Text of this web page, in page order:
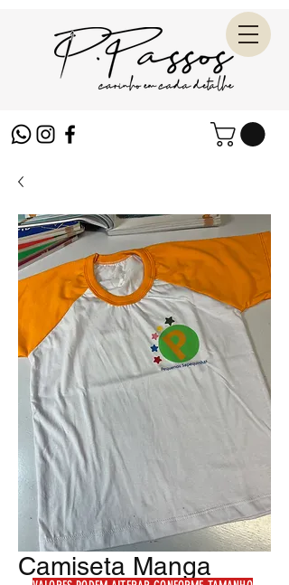
Camiseta Manga